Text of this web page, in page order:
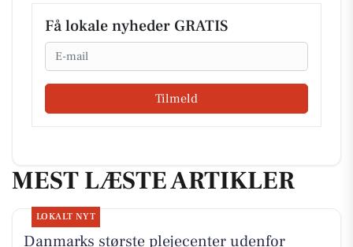
Få lokale nyheder GRATIS
Email
Tilmeld
MEST LÆSTE ARTIKLER
LOKALT NYT
Danmarks største plejecenter udenfor